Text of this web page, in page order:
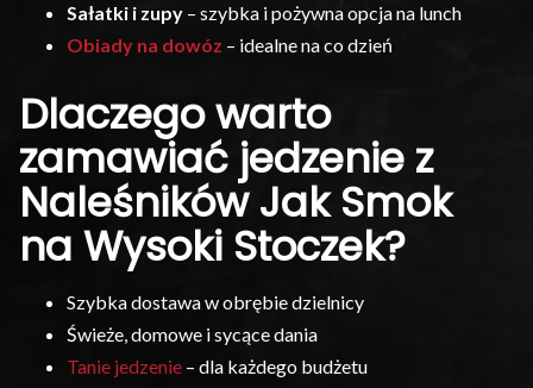
Sałatki i zupy – szybka i pożywna opcja na lunch
Obiady na dowóz – idealne na co dzień
Dlaczego warto
zamawiać jedzenie z
Naleśników Jak Smok
na Wysoki Stoczek?
Szybka dostawa w obrębie dzielnicy
Świeże, domowe i sycące dania
Tanie jedzenie – dla każdego budżetu